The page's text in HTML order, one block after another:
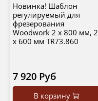
Новинка! Шаблон
регулируемый для
фрезерования
Woodwork 2 х 800 мм, 2
х 600 мм TR73.860
7 920 Руб
В корзину